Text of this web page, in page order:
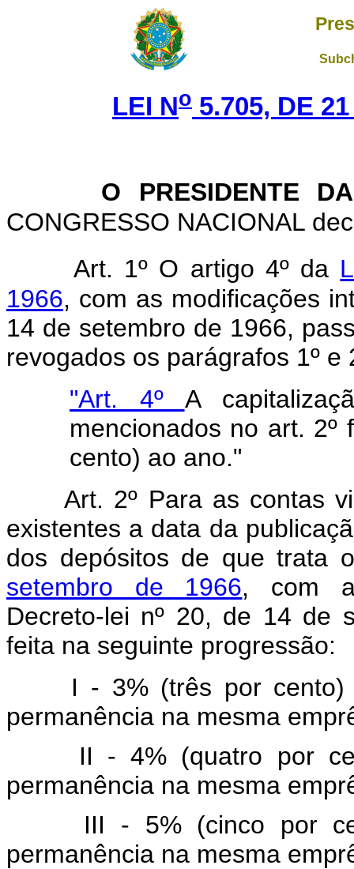
LEI No 5.705, DE
O PRESIDENTE
CONGRESSO NACIONAL
Art. 1º O artigo 4º da
1966, com as modificações
14 de setembro de 1966,
revogados os parágrafos 1º e
"Art. 4º A
mencionados no art.
cento) ao ano."
Art. 2º Para as contas
existentes a data da
dos depósitos de que trata
setembro de 1966, com
Decreto-lei nº 20, de 14 de
feita na seguinte progressão:
I - 3% (três por cento)
permanência na mesma
II - 4% (quatro por
permanência na mesma
III - 5% (cinco por
permanência na mesma